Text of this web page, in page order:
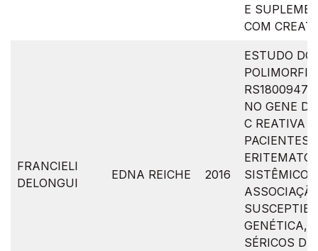
E
COM
FRANCIELI
DELONGUI
EDNA REICHE 2016
ESTUDO
RS1800947
NO GENE
C REATIVA
PACIENTES
SISTÊMICO:
GENÉTICA,
SÉRICOS